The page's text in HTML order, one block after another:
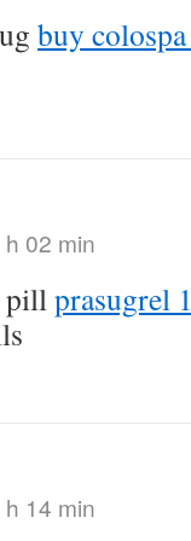
buy
02 min
pillprasugrel
14 min